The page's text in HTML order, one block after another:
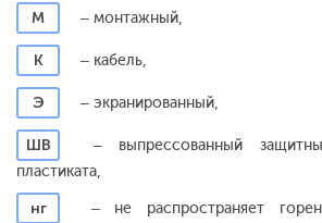
М – монтажный,
К – кабель,
Э – экранированный,
ШВ
– выпрессованный
пластиката,
нг
– не распространяет